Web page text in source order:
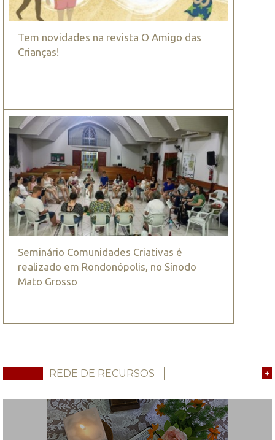
Tem novidades na revista O Amigo das
Crianças!
Seminário Comunidades Criativas é
realizado em Rondonópolis, no Sínodo
Mato Grosso
REDE DE RECURSOS +